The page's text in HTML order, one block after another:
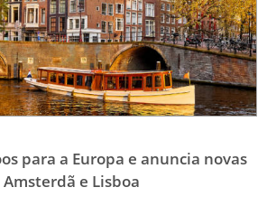
para a Europa e anuncia novas
e Lisboa